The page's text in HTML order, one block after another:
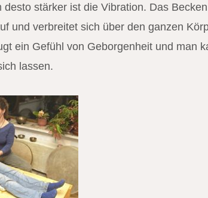
desto stärker ist die Vibration. Das Becken
und verbreitet sich über den ganzen
ein Gefühl von Geborgenheit und man
lassen.